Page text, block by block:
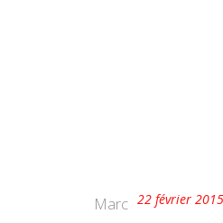
Marc 22 février